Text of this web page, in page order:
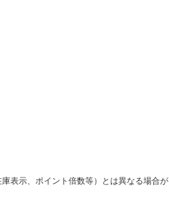
表示、ポイント倍数等）とは異なる場合が